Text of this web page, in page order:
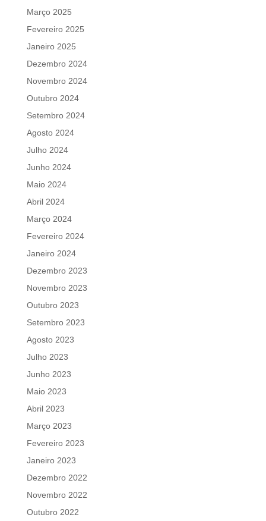
Março 2025
Fevereiro 2025
Janeiro 2025
Dezembro 2024
Novembro 2024
Outubro 2024
Setembro 2024
Agosto 2024
Julho 2024
Junho 2024
Maio 2024
Abril 2024
Março 2024
Fevereiro 2024
Janeiro 2024
Dezembro 2023
Novembro 2023
Outubro 2023
Setembro 2023
Agosto 2023
Julho 2023
Junho 2023
Maio 2023
Abril 2023
Março 2023
Fevereiro 2023
Janeiro 2023
Dezembro 2022
Novembro 2022
Outubro 2022